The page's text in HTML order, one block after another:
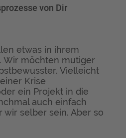
von Dir
etwas in ihrem
Wir möchten mutiger
Vielleicht
Krise
ein Projekt in die
auch einfach
wir selber sein. Aber so